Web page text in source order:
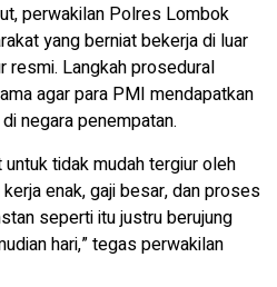
perwakilan Polres Lombok
yang berniat bekerja di luar
resmi. Langkah prosedural
agar para PMI mendapatkan
negara penempatan.
tidak mudah tergiur oleh
enak, gaji besar, dan proses
seperti itu justru berujung
hari,” tegas perwakilan